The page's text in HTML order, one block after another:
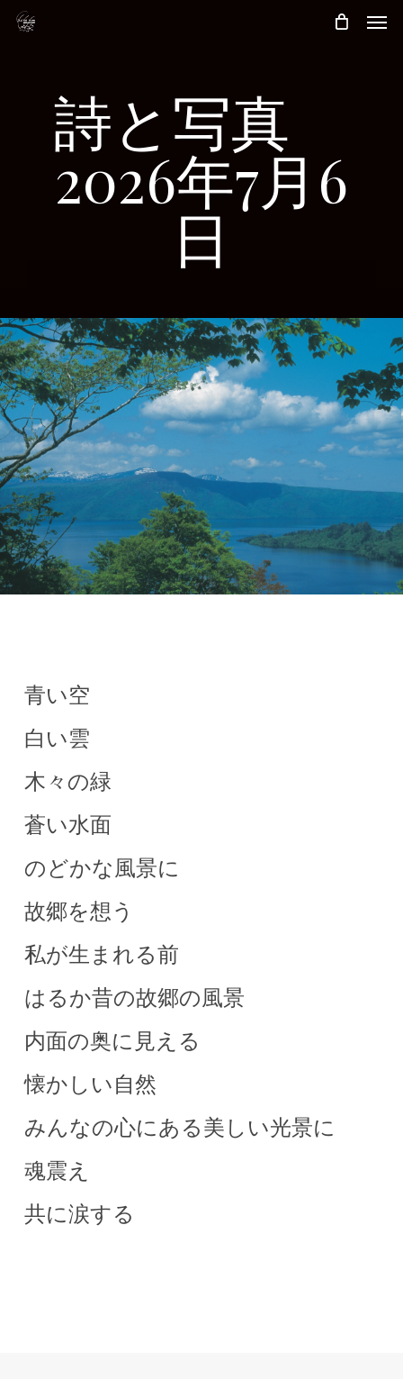
Skip
詩と写真
2026年7月6
日
青い空
白い雲
木々の緑
蒼い水面
のどかな風景に
故郷を想う
私が生まれる前
はるか昔の故郷の風景
内面の奥に見える
懐かしい自然
みんなの心にある美しい光景に
魂震え
共に涙する